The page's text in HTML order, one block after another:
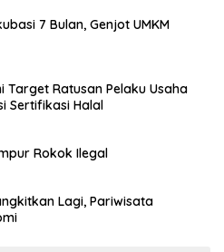
7 Bulan, Genjot UMKM
Target Ratusan Pelaku Usaha
Sertifikasi Halal
Rokok Ilegal
Lagi, Pariwisata